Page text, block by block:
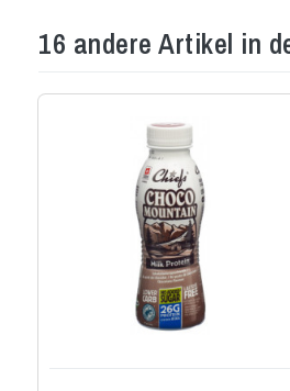
16 andere Artikel in